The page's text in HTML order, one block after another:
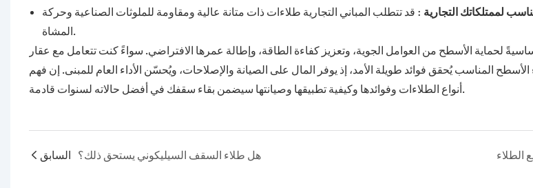
لممتلكاتك التجارية : قد تتطلب المباني التجارية طلاءات ذات متانة عالية ومقاومة للملوثات الصناعية وحركة
لحماية الأسطح من العوامل الجوية، وتعزيز كفاءة الطاقة، وإطالة عمرها الافتراضي. سواءً كنت تتعامل مع عقار
المناسب يُحقق فوائد طويلة الأمد، إذ يوفر المال على الصيانة والإصلاحات، ويُحسّن الأداء العام للمبنى. إن فهم
أنواع الطلاءات وفوائدها وكيفية تطبيقها وصيانتها سيضمن بقاء سقفك في أفضل حالاته لسنوات قادمة.
السابق هل طلاء السقف السيليكوني يستحق ذلك؟ الطلاء